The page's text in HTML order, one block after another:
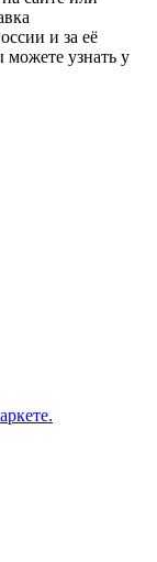
и за её
узнать у